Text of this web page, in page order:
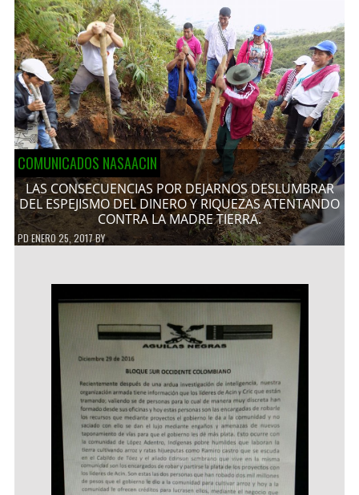
COMUNICADOS NASAACIN
LAS CONSECUENCIAS POR DEJARNOS DESLUMBRAR
DEL ESPEJISMO DEL DINERO Y RIQUEZAS ATENTANDO
CONTRA LA MADRE TIERRA.
PDENERO 25, 2017BY